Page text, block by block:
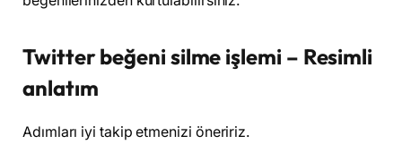
Twitter beğeni silme işlemi – Resimli
anlatım
Adımları iyi takip etmenizi öneririz.